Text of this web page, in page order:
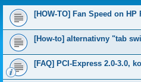
[HOW-TO] Fan Speed on
[How-to] alternativny "tab
[FAQ] PCI-Express 2.0-3.0,